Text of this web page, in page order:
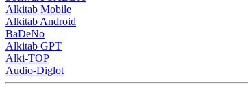
Alkitab Mobile
Alkitab Android
BaDeNo
Alkitab GPT
Alki-TOP
Audio-Diglot